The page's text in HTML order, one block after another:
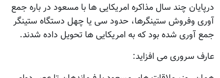
درپایان چند سال مذاکره امریکایی ها با مسعود در باره جمع
آوری وفروش ستینگرها، حدود سی یا چهل دستگاه ستینگر
جمع آوری شده بود که به امریکایی ها تحویل داده شدند.
عارف سروری می افزاید: